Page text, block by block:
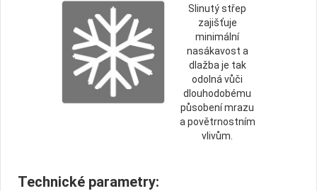
Slinutý střep
zajišťuje
minimální
nasákavost a
dlažba je tak
odolná vůči
dlouhodobému
působení mrazu
a povětrnostním
vlivům.
Technické parametry: